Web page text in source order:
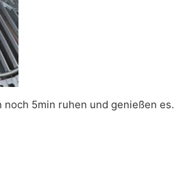
5min ruhen und genießen es.